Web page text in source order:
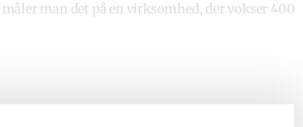
man det på en virksomhed, der vokser 400